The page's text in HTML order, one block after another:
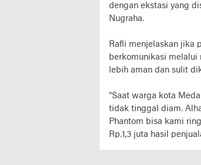
dengan ekstasi yang
Nugraha.
Rafli menjelaskan jika
berkomunikasi melalui
lebih aman dan sulit
"Saat warga kota
tidak tinggal diam.
Phantom bisa kami
Rp.1,3 juta hasil